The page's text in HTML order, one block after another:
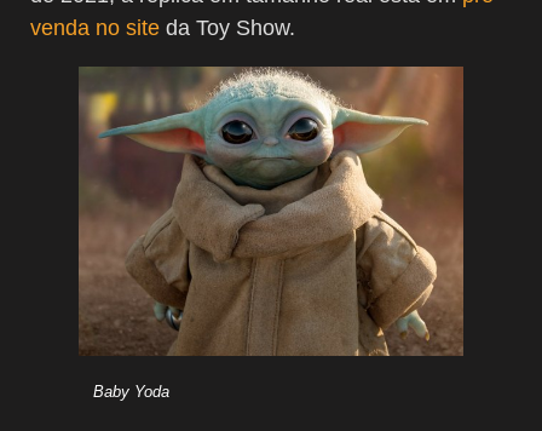
venda no site da Toy Show.
Baby Yoda